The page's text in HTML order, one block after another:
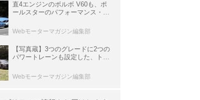
直4エンジンのボルボ V60も、ポ
ールスターのパフォーマンス・パ
と昔の新車】
Webモーターマガジン編集部
【写真蔵】3つのグレードに2つの
パワートレーンも設定した、トヨ
Webモーターマガジン編集部